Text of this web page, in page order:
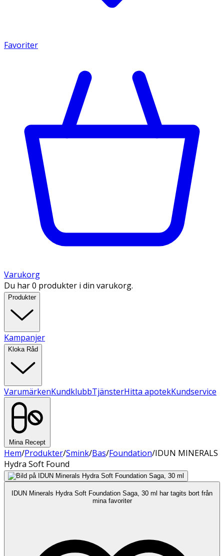
Favoriter
Varukorg
Du har 0 produkter i din varukorg.
Produkter
Kampanjer
Kloka Råd
VarumärkenKundklubbTjänsterHitta apotekKundservice
Mina Recept
Hem/Produkter/Smink/Bas/Foundation/IDUN MINERALS
Hydra Soft Found
IDUN Minerals Hydra Soft Foundation Saga, 30 ml har tagits bort från
mina favoriter